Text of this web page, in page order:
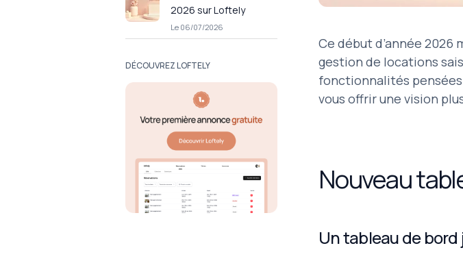
Ce début d’année
gestion de locations
fonctionnalités
vous offrir une vision
Nouveau
Un tableau de
2026 sur Loftely
Le 06/07/2026
DÉCOUVREZ LOFTELY